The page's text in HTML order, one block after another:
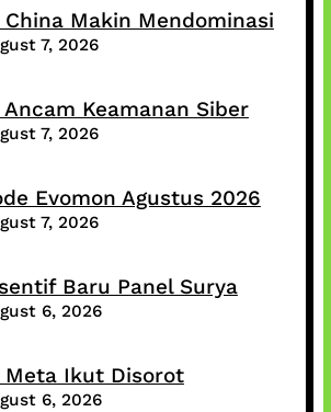
China Makin Mendominasi
7, 2026
Ancam Keamanan Siber
7, 2026
Evomon Agustus 2026
7, 2026
Baru Panel Surya
6, 2026
Meta Ikut Disorot
6, 2026